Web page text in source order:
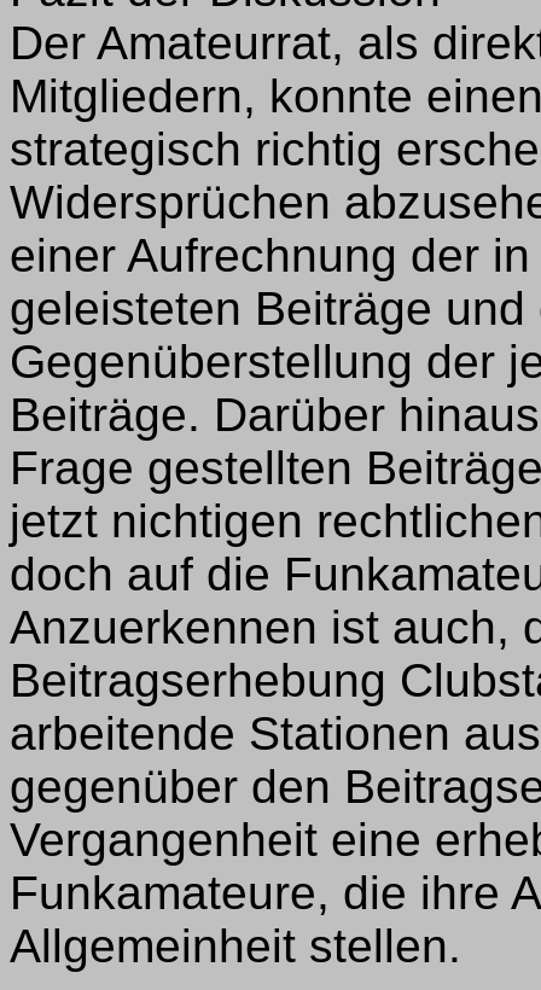
Der Amateurrat, als
Mitgliedern, konnte
strategisch richtig
Widersprüchen
einer Aufrechnung der
geleisteten Beiträge
Gegenüberstellung der
Beiträge. Darüber
Frage gestellten
jetzt nichtigen
doch auf die
Anzuerkennen ist auch,
Beitragserhebung
arbeitende Stationen
gegenüber den
Vergangenheit eine
Funkamateure, die ihre
Allgemeinheit stellen.